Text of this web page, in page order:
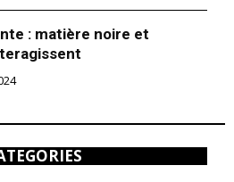
: matière noire et